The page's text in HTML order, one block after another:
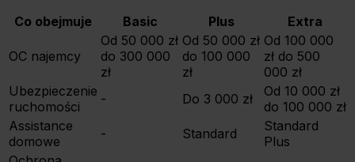
Co obejmuje
Basic Plus Extra
OC najemcy
Od 50 000 zł
do 300 000
zł
Od 50 000 zł
do 100 000
zł
Od 100 000
zł do 500
000 zł
Ubezpieczenie
ruchomości
- Do 3 000 zł
Od 10 000 zł
do 100 000 zł
Assistance
domowe
- Standard
Standard
Plus